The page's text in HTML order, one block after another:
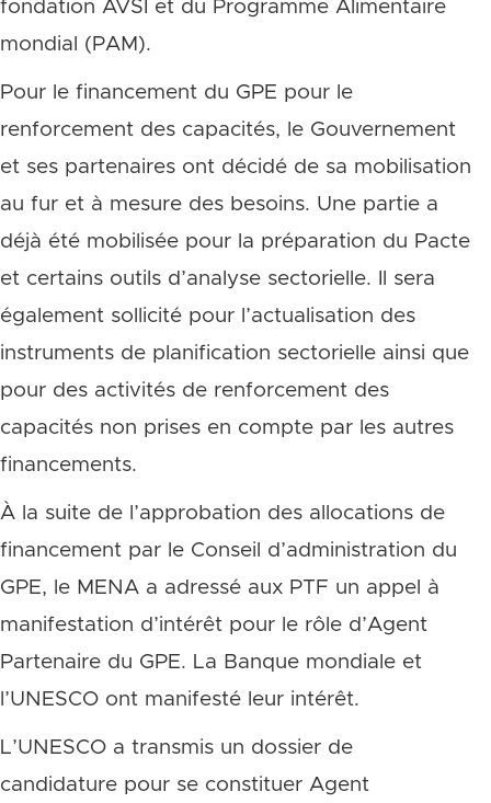
fondation AVSI et du Programme Alimentaire
mondial (PAM).
Pour le financement du GPE pour le
renforcement des capacités, le Gouvernement
et ses partenaires ont décidé de sa mobilisation
au fur et à mesure des besoins. Une partie a
déjà été mobilisée pour la préparation du Pacte
et certains outils d’analyse sectorielle. Il sera
également sollicité pour l’actualisation des
instruments de planification sectorielle ainsi que
pour des activités de renforcement des
capacités non prises en compte par les autres
financements.
À la suite de l’approbation des allocations de
financement par le Conseil d’administration du
GPE, le MENA a adressé aux PTF un appel à
manifestation d’intérêt pour le rôle d’Agent
Partenaire du GPE. La Banque mondiale et
l’UNESCO ont manifesté leur intérêt.
L’UNESCO a transmis un dossier de
candidature pour se constituer Agent